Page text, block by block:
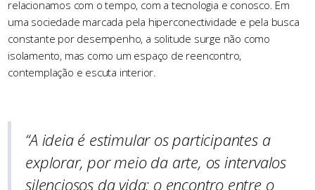
relacionamos com o tempo, com a tecnologia e conosco. Em
uma sociedade marcada pela hiperconectividade e pela busca
constante por desempenho, a solitude surge não como
isolamento, mas como um espaço de reencontro,
contemplação e escuta interior.
“A ideia é estimular os participantes a
explorar, por meio da arte, os intervalos
silenciosos da vida: o encontro entre o